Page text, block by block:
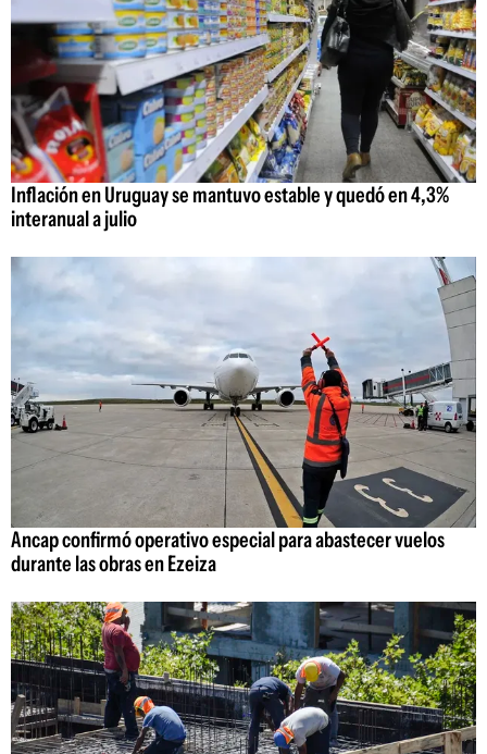
Inflación en Uruguay se mantuvo estable y quedó en 4,3%
interanual a julio
Ancap confirmó operativo especial para abastecer vuelos
durante las obras en Ezeiza